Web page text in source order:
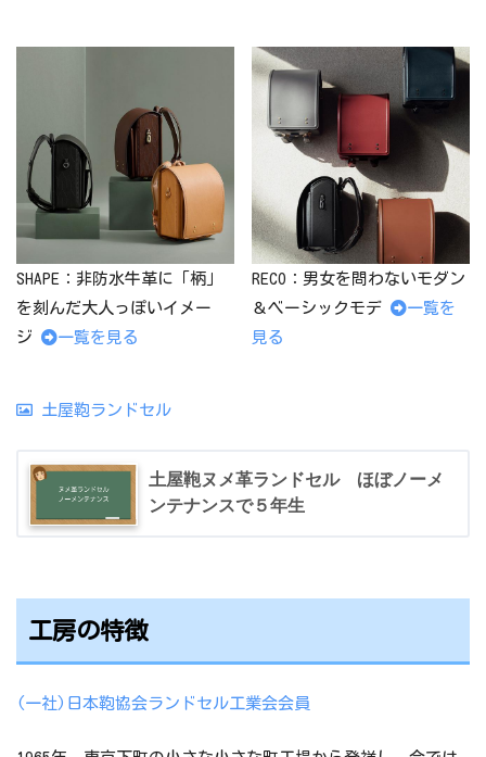
SHAPE：非防水牛革に「柄」
を刻んだ大人っぽいイメー
ジ
一覧を見る
RECO：男女を問わないモダン
＆ベーシックモデ
一覧を
見る
土屋鞄ランドセル
土屋鞄ヌメ革ランドセル ほぼノーメ
ンテナンスで５年生
工房の特徴
(一社)日本鞄協会ランドセル工業会会員